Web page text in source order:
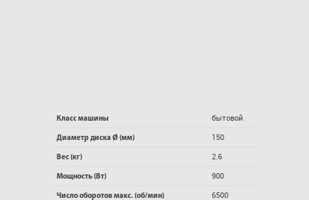
Класс машины бытовой
Диаметр диска Ø (мм) 150
Вес (кг) 2.6
Мощность (Вт) 900
Число оборотов макс. (об/мин) 6500